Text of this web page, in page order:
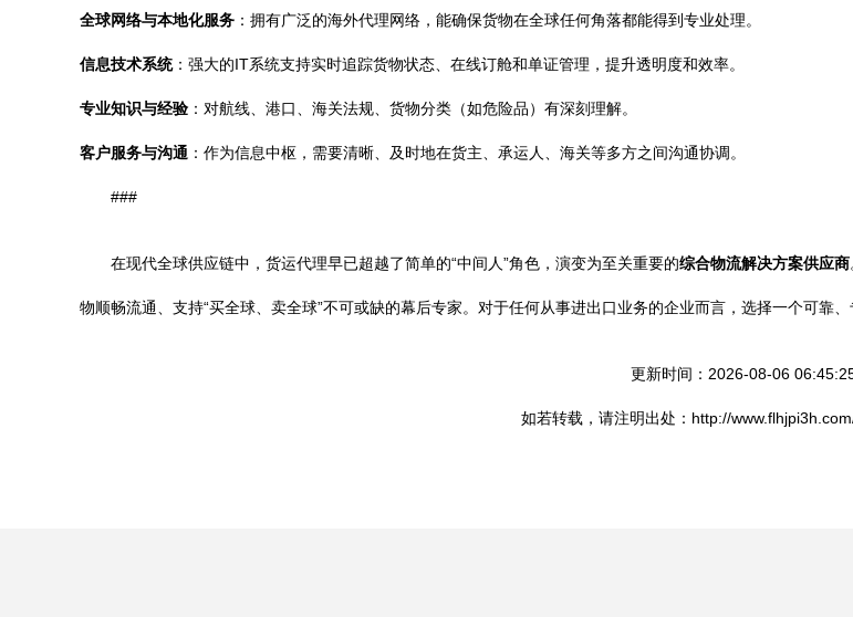
全球网络与本地化服务 ：拥有广泛的海外代理网络，能确保货物在全球任何角落都能得到专业处理。
信息技术系统：强大的IT系统支持实时追踪货物状态、在线订舱和单证管理，提升透明度和效率。
专业知识与经验 ：对航线、港口、海关法规、货物分类（如危险品）有深刻理解。
客户服务与沟通 ：作为信息中枢，需要清晰、及时地在货主、承运人、海关等多方之间沟通协调。
###
在现代全球供应链中，货运代理早已超越了简单的“中间人”角色，演变为至关重要的综合物流解决方案供应商
物顺畅流通、支持“买全球、卖全球”不可或缺的幕后专家。对于任何从事进出口业务的企业而言，选择一个可靠
更新时间：2026-08-06
如若转载，请注明出处：http://